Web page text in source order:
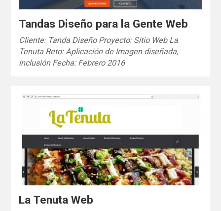
Tandas Diseño para la Gente Web
Cliente: Tanda Diseño Proyecto: Sitio Web La
Tenuta Reto: Aplicación de Imagen diseñada,
inclusión Fecha: Febrero 2016
La Tenuta Web